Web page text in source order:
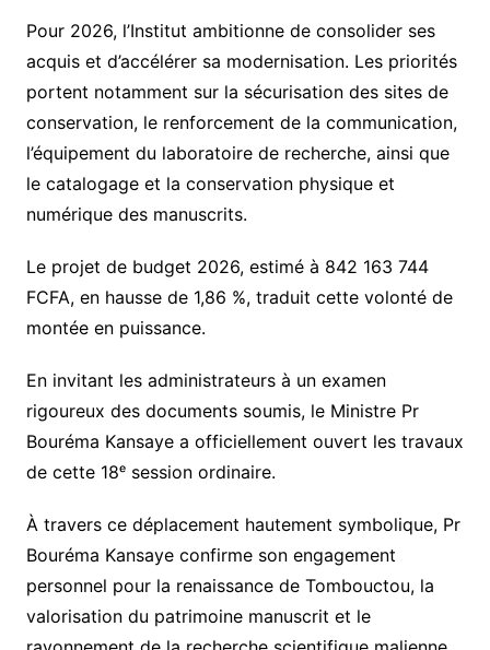
Pour 2026, l’Institut ambitionne de consolider ses
acquis et d’accélérer sa modernisation. Les priorités
portent notamment sur la sécurisation des sites de
conservation, le renforcement de la communication,
l’équipement du laboratoire de recherche, ainsi que
le catalogage et la conservation physique et
numérique des manuscrits.
Le projet de budget 2026, estimé à 842 163 744
FCFA, en hausse de 1,86 %, traduit cette volonté de
montée en puissance.
En invitant les administrateurs à un examen
rigoureux des documents soumis, le Ministre Pr
Bouréma Kansaye a officiellement ouvert les travaux
de cette 18ᵉ session ordinaire.
À travers ce déplacement hautement symbolique, Pr
Bouréma Kansaye confirme son engagement
personnel pour la renaissance de Tombouctou, la
valorisation du patrimoine manuscrit et le